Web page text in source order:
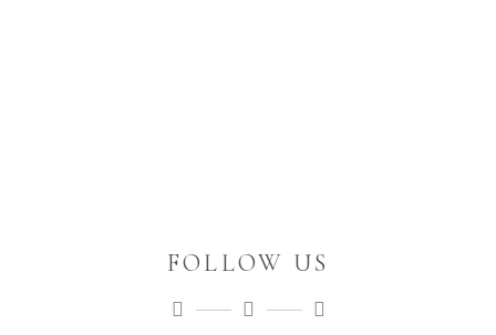
FOLLOW US